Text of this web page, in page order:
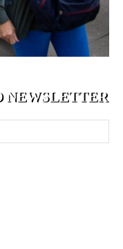
NEWSLETTER